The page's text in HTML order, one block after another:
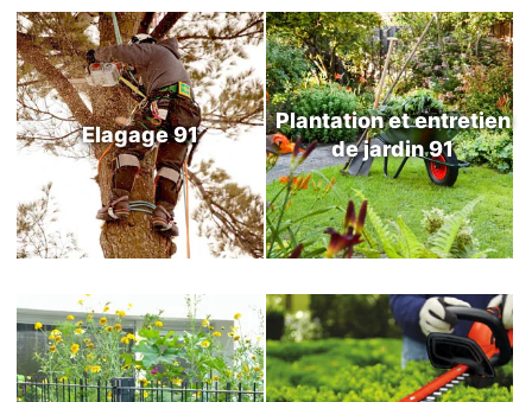
Elagage 91
Plantation et entretien
de jardin 91